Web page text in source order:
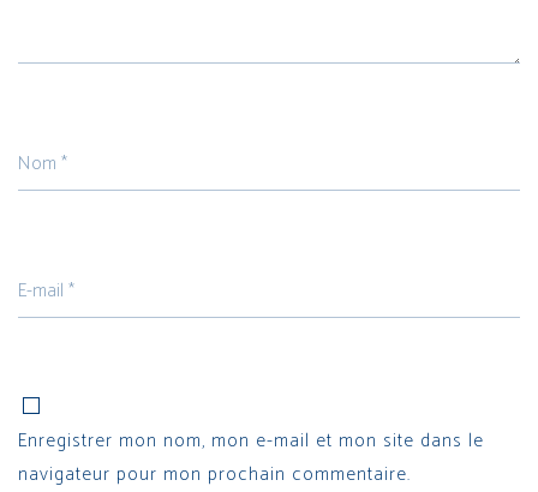
Enregistrer mon nom, mon e-mail et mon site dans le
navigateur pour mon prochain commentaire.